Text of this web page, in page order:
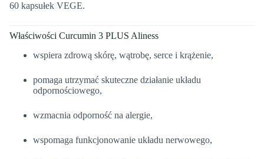
60 kapsułek VEGE.
Właściwości Curcumin 3 PLUS Aliness
wspiera zdrową skórę, wątrobę, serce i krążenie,
pomaga utrzymać skuteczne działanie układu
odpornościowego,
wzmacnia odporność na alergie,
wspomaga funkcjonowanie układu nerwowego,